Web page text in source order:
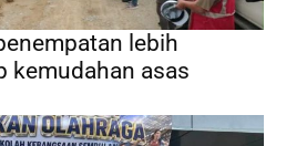
lebih
kemudahan asas